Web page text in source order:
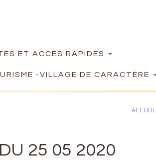
ET ACCÈS RAPIDES
-VILLAGE DE CARACTÈRE
ACCUEIL
25 05 2020